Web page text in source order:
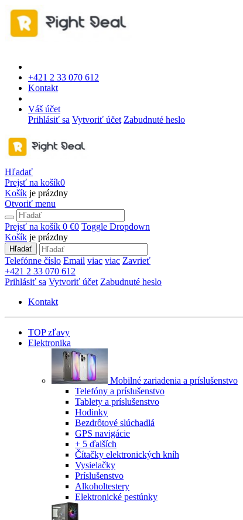
+421 2 33 070 612
Kontakt
Váš účet
Prihlásiť sa Vytvoriť účet Zabudnuté heslo
Hľadať
Prejsť na košík0
Košík je prázdny
Otvoriť menu
Prejsť na košík 0 €0 Toggle Dropdown
Košík je prázdny
Hľadať
Telefónne číslo Email viac viac Zavrieť
+421 2 33 070 612
Prihlásiť sa Vytvoriť účet Zabudnuté heslo
Kontakt
TOP zľavy
Elektronika
Mobilné zariadenia a príslušenstvo
Telefóny a príslušenstvo
Tablety a príslušenstvo
Hodinky
Bezdrôtové slúchadlá
GPS navigácie
+ 5 ďalších
Čítačky elektronických kníh
Vysielačky
Príslušenstvo
Alkoholtestery
Elektronické pestúnky